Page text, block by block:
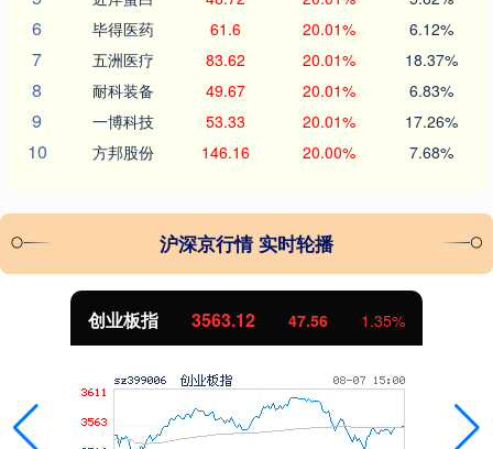
6 毕得医药 61.6 20.01% 6.12%
7 五洲医疗 83.62 20.01% 18.37%
8 耐科装备 49.67 20.01% 6.83%
9 一博科技 53.33 20.01% 17.26%
10 方邦股份 146.16 20.00% 7.68%
沪深京行情 实时轮播
创业板指 3563.12 47.56 1.35%